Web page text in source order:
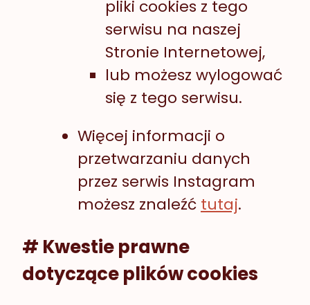
pliki cookies z tego
serwisu na naszej
Stronie Internetowej,
lub możesz wylogować
się z tego serwisu.
Więcej informacji o
przetwarzaniu danych
przez serwis Instagram
możesz znaleźć tutaj.
# Kwestie prawne
dotyczące plików cookies